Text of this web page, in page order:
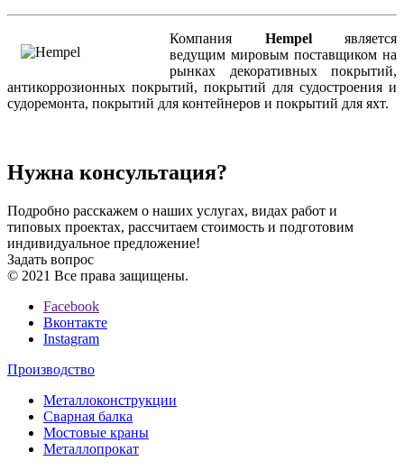
Компания Hempelявляется
ведущим мировым поставщиком на
рынках декоративных покрытий,
антикоррозионных покрытий, покрытий для судостроения и
судоремонта, покрытий для контейнеров и покрытий для яхт.
Нужна консультация?
Подробно расскажем о наших услугах, видах работ и
типовых проектах, рассчитаем стоимость и подготовим
индивидуальное предложение!
Задать вопрос
© 2021 Все права защищены.
Facebook
Вконтакте
Instagram
Производство
Металлоконструкции
Сварная балка
Мостовые краны
Металлопрокат